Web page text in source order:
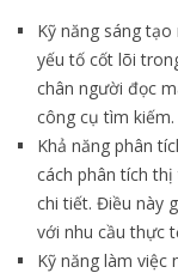
Kỹ năng sáng
yếu tố cốt lõi
chân người đọc
công cụ tìm kiếm.
Khả năng phân
cách phân tích
chi tiết. Điều này
với nhu cầu thực
Kỹ năng làm việc